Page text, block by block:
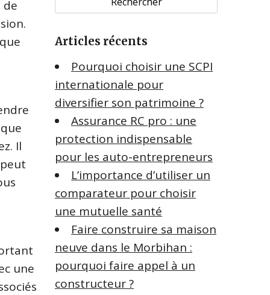
de
Il
une
h
r
h
e
r
Articles récents
Pourquoi choisir une SCPI
internationale pour
diversifier son patrimoine ?
Assurance RC pro : une
protection indispensable
pour les auto-entrepreneurs
L’importance d’utiliser un
comparateur pour choisir
une mutuelle santé
Faire construire sa maison
neuve dans le Morbihan :
pourquoi faire appel à un
constructeur ?